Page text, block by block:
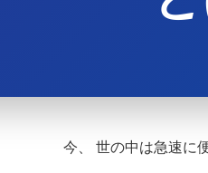
今、 世の中は急速に